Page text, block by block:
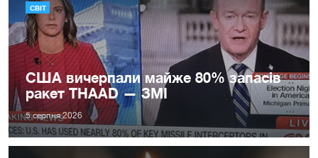
СВІТ
США вичерпали майже 80% запасів
ракет THAAD — ЗМІ
5 серпня 2026